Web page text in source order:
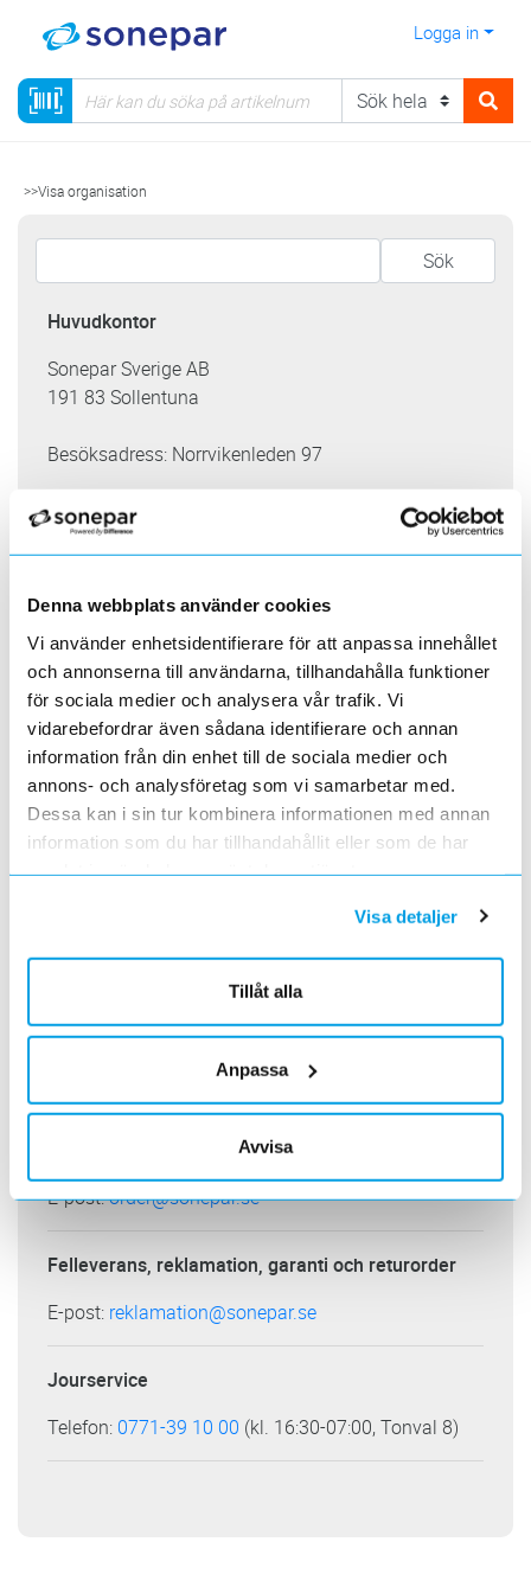
Denna webbplats använder cookies
Vi använder enhetsidentifierare för att anpassa innehållet
och annonserna till användarna, tillhandahålla funktioner
för sociala medier och analysera vår trafik. Vi
vidarebefordrar även sådana identifierare och annan
information från din enhet till de sociala medier och
annons- och analysföretag som vi samarbetar med.
Dessa kan i sin tur kombinera informationen med annan
information som du har tillhandahållit eller som de har
samlat in när du har använt deras tjänster.
Visa detaljer
Tillåt alla
Anpassa
Avvisa
Logga in
>>Visa organisation
Huvudkontor
Sonepar Sverige AB
191 83 Sollentuna
Besöksadress: Norrvikenleden 97
Telefon:08-92 35 00
E-post:info@sonepar.se
Logistikcenter
Sonepar Sverige AB
Box 942
701 31 Örebro
Besöksadress: Lindvallsgatan 1
Fakturaadress
Sonepar Sverige AB
701 31 Örebro
Ange namn och konto / kostnadsställe.
(kl. 07.00-16.30 (sommartid
E-post:order@sonepar.se
Felleverans, reklamation, garanti och returorder
E-post: reklamation@sonepar.se
Jourservice
Telefon: 0771-39 10 00 (kl. 16:30-07:00, Tonval 8)